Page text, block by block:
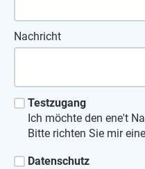
Nachricht
Testzugang
Ich möchte den ene't
Bitte richten Sie mir
Datenschutz